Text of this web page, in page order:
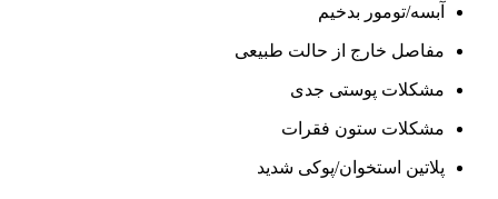
آبسه/تومور بدخیم
مفاصل خارج از حالت طبیعی
مشکلات پوستی جدی
مشکلات ستون فقرات
پلاتین استخوان/پوکی شدید